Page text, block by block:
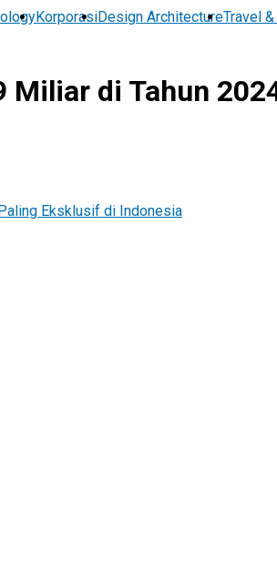
KorporasiDesign ArchitectureTravel
Miliar di Tahun